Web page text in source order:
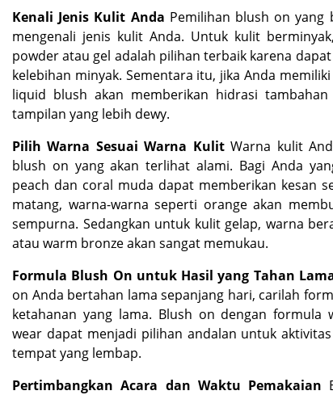
Kenali Jenis Kulit Anda Pemilihan blush on yang
mengenali jenis kulit Anda. Untuk kulit
powder atau gel adalah pilihan terbaik karena
kelebihan minyak. Sementara itu, jika Anda
liquid blush akan memberikan hidrasi
tampilan yang lebih dewy.
Pilih Warna Sesuai Warna KulitWarna kulit
blush on yang akan terlihat alami. Bagi Anda
peach dan coral muda dapat memberikan kesan
matang, warna-warna seperti orange akan
sempurna. Sedangkan untuk kulit gelap, warna
atau warm bronze akan sangat memukau.
Formula Blush On untuk Hasil yang Tahan
on Anda bertahan lama sepanjang hari, carilah
ketahanan yang lama. Blush on dengan formula
wear dapat menjadi pilihan andalan untuk
tempat yang lembap.
Pertimbangkan Acara dan Waktu Pemakaian